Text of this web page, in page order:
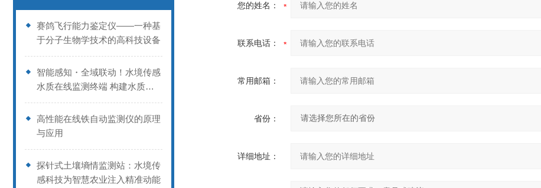
赛鸽飞行能力鉴定仪——一种基
于分子生物学技术的高科技设备
智能感知・全域联动！水境传感
水质在线监测终端 构建水质管
控新体系
高性能在线铁自动监测仪的原理
与应用
探针式土壤墒情监测站：水境传
感科技为智慧农业注入精准动能
您的姓名：
联系电话：
常用邮箱：
省份：
详细地址：